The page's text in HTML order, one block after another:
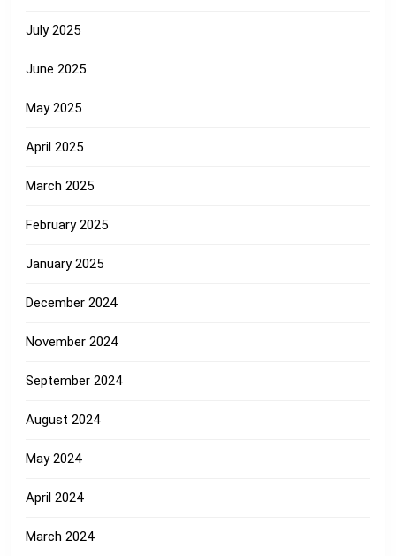
July 2025
June 2025
May 2025
April 2025
March 2025
February 2025
January 2025
December 2024
November 2024
September 2024
August 2024
May 2024
April 2024
March 2024